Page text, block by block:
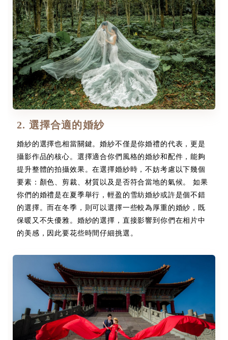
2. 選擇合適的婚紗
婚紗的選擇也相當關鍵。婚紗不僅是你婚禮的代表，更是
攝影作品的核心。選擇適合你們風格的婚紗和配件，能夠
提升整體的拍攝效果。在選擇婚紗時，不妨考慮以下幾個
要素：顏色、剪裁、材質以及是否符合當地的氣候。 如果
你們的婚禮是在夏季舉行，輕盈的雪紡婚紗或許是個不錯
的選擇。而在冬季，則可以選擇一些較為厚重的婚紗，既
保暖又不失優雅。婚紗的選擇，直接影響到你們在相片中
的美感，因此要花些時間仔細挑選。